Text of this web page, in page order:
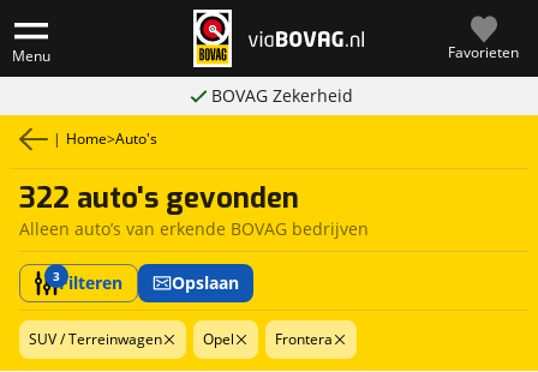
Menu Favorieten
BOVAG Zekerheid
| Home>Auto's
322 auto's gevonden
Alleen auto’s van erkende BOVAG bedrijven
3Filteren Opslaan
SUV / Terreinwagen Opel Frontera